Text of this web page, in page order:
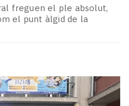
freguen el ple absolut,
el punt àlgid de la